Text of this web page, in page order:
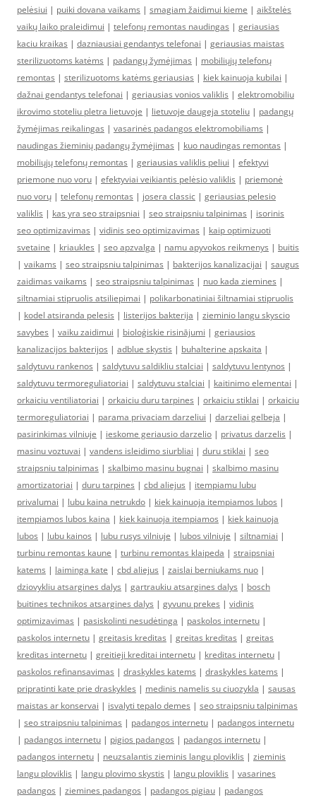
pelėsiui | puiki dovana vaikams | smagiam žaidimui kieme | aikštelės
vaikų laiko praleidimui | telefonų remontas naudingas | geriausias
kaciu kraikas | dazniausiai gendantys telefonai | geriausias maistas
sterilizuotoms katėms | padangų žymėjimas | mobiliųjų telefonų
remontas | sterilizuotoms katėms geriausias | kiek kainuoja kubilai |
dažnai gendantys telefonai | geriausias vonios valiklis | elektromobiliu
ikrovimo stoteliu pletra lietuvoje | lietuvoje daugeja stoteliu | padangų
žymėjimas reikalingas | vasarinės padangos elektromobiliams |
naudingas žieminių padangų žymėjimas | kuo naudingas remontas |
mobiliųjų telefonų remontas | geriausias valiklis peliui | efektyvi
priemone nuo voru | efektyviai veikiantis pelėsio valiklis | priemonė
nuo vorų | telefonų remontas | josera classic | geriausias pelesio
valiklis | kas yra seo straipsniai | seo straipsniu talpinimas | isorinis
seo optimizavimas | vidinis seo optimizavimas | kaip optimizuoti
svetaine | kriaukles | seo apzvalga | namu apyvokos reikmenys | buitis
| vaikams | seo straipsniu talpinimas | bakterijos kanalizacijai | saugus
zaidimas vaikams | seo straipsniu talpinimas | nuo kada ziemines |
siltnamiai stipruolis atsiliepimai | polikarbonatiniai šiltnamiai stipruolis
| kodel atsiranda pelesis | listerijos bakterija | zieminio langu skyscio
savybes | vaiku zaidimui | bioloģiskie risinājumi | geriausios
kanalizacijos bakterijos | adblue skystis | buhalterine apskaita |
saldytuvu rankenos | saldytuvu saldikliu stalciai | saldytuvu lentynos |
saldytuvu termoreguliatoriai | saldytuvu stalciai | kaitinimo elementai |
orkaiciu ventiliatoriai | orkaiciu duru tarpines | orkaiciu stiklai | orkaiciu
termoreguliatoriai | parama privaciam darzeliui | darzeliai gelbeja |
pasirinkimas vilniuje | ieskome geriausio darzelio | privatus darzelis |
masinu voztuvai | vandens isleidimo siurbliai | duru stiklai | seo
straipsniu talpinimas | skalbimo masinu bugnai | skalbimo masinu
amortizatoriai | duru tarpines | cbd aliejus | itempiamu lubu
privalumai | lubu kaina netrukdo | kiek kainuoja itempiamos lubos |
itempiamos lubos kaina | kiek kainuoja itempiamos | kiek kainuoja
lubos | lubu kainos | lubu rusys vilniuje | lubos vilniuje | siltnamiai |
turbinu remontas kaune | turbinu remontas klaipeda | straipsniai
katems | laiminga kate | cbd aliejus | zaislai berniukams nuo |
dziovykliu atsargines dalys | gartraukiu atsargines dalys | bosch
buitines technikos atsargines dalys | gyvunu prekes | vidinis
optimizavimas | pasiskolinti nesudėtinga | paskolos internetu |
paskolos internetu | greitasis kreditas | greitas kreditas | greitas
kreditas internetu | greitieji kreditai internetu | kreditas internetu |
paskolos refinansavimas | draskykles katems | draskykles katems |
pripratinti kate prie draskykles | medinis namelis su ciuozykla | sausas
maistas ar konservai | isvalyti tepalo demes | seo straipsniu talpinimas
| seo straipsniu talpinimas | padangos internetu | padangos internetu
| padangos internetu | pigios padangos | padangos internetu |
padangos internetu | neuzsalantis zieminis langu ploviklis | zieminis
langu ploviklis | langu plovimo skystis | langu ploviklis | vasarines
padangos | ziemines padangos | padangos pigiau | padangos